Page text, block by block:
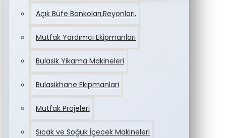
Açık Büfe Bankoları,Reyonları,
Mutfak Yardımcı Ekipmanları
Bulasik Yikama Makineleri
Bulasikhane Ekipmanlari
Mutfak Projeleri
Sıcak ve Soğuk İçecek Makineleri